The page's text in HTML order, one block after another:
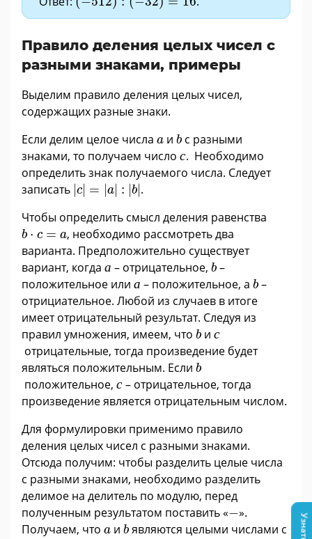
Правило деления целых чисел с
разными знаками, примеры
Выделим правило деления целых чисел,
содержащих разные знаки.
Если делим целое числа a
a и b
b с разными
знаками, то получаем число с
с. Необходимо
определить знак получаемого числа. Следует
записать c = a| : |b
|c|=|a|:|b |
.
Чтобы определить смысл деления равенства
b ⋅ c = a
b c=
, необходимо рассмотреть два
варианта. Предположительно существует
вариант, когда а
а– отрицательное, b
b–
положительное или а
а– положительное, а b
b–
отрициательное. Любой из случаев в итоге
имеет отрицательный результат. Следуя из
правил умножения, имеем, что b
b и с
с
отрицательные, тогда произведение будет
являться положительным. Если b
b
положительное, с
с– отрицательное, тогда
произведение является отрицательным числом.
Для формулировки применимо правило
деления целых чисел с разными знаками.
Отсюда получим: чтобы разделить целые числа
с разными знаками, необходимо разделить
делимое на делитель по модулю, перед
полученным результатом поставить «−
− ».
Получаем, что a
a и b
bявляются целыми числами с